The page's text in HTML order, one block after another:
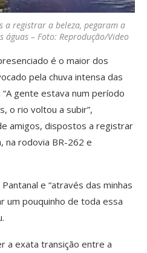
a registrar a beleza, pegaram a
águas – Foto: Reprodução/Video
é o maior dos
pela chuva intensa das
gente estava num período
o rio voltou a subir”,
amigos, dispostos a registrar
na rodovia BR-262 e
e “através das minhas
um pouquinho de toda essa
a exata transição entre a